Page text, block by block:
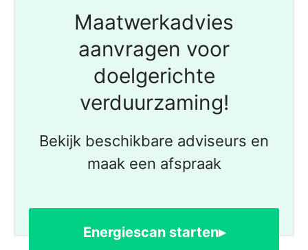
Maatwerkadvies
aanvragen voor
doelgerichte
verduurzaming!
Bekijk beschikbare adviseurs en
maak een afspraak
Energiescan starten▸